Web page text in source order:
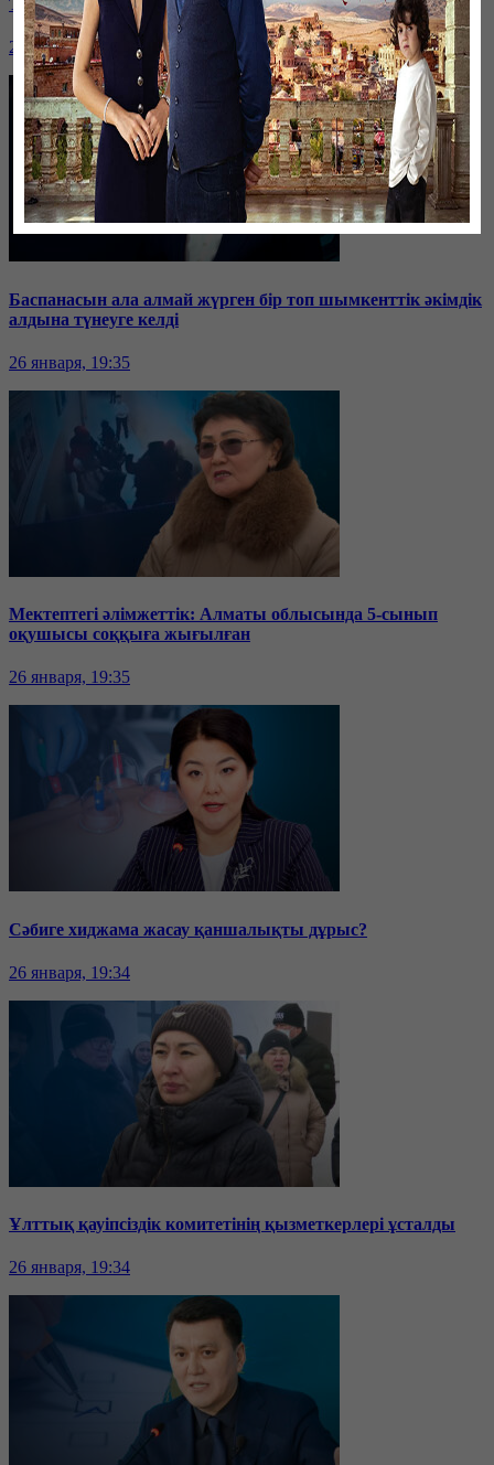
Таразда ТЭЦ қызметкерлері жалақы көтеруді талап етті
26 января, 19:36
Баспанасын ала алмай жүрген бір топ шымкенттік әкімдік
алдына түнеуге келді
26 января, 19:35
Мектептегі әлімжеттік: Алматы облысында 5-сынып
оқушысы соққыға жығылған
26 января, 19:35
Сәбиге хиджама жасау қаншалықты дұрыс?
26 января, 19:34
Ұлттық қауіпсіздік комитетінің қызметкерлері ұсталды
26 января, 19:34